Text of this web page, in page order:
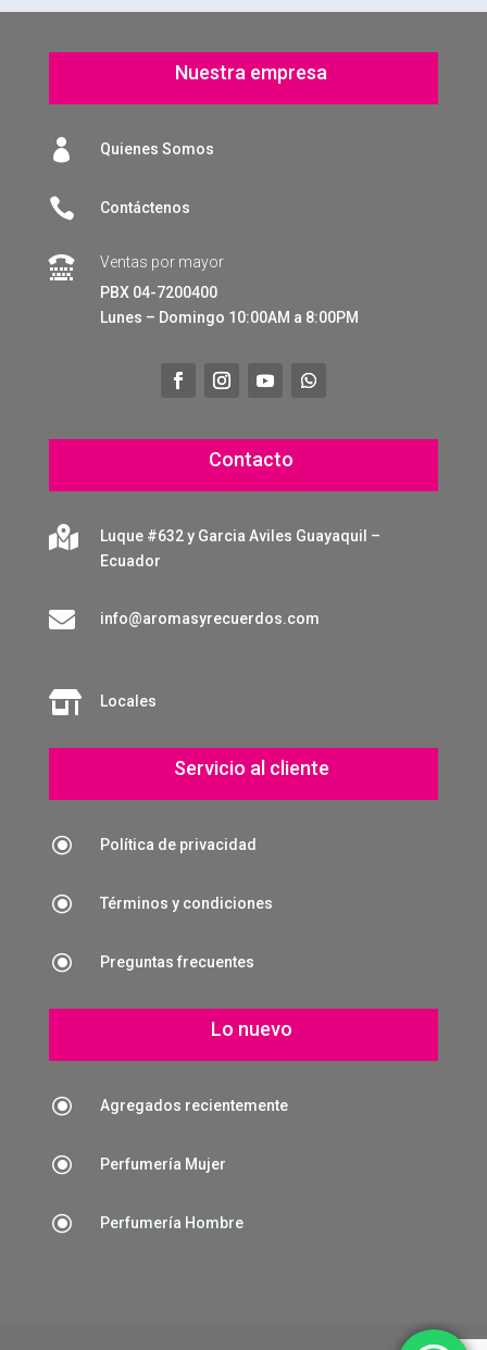
Nuestra empresa
 Quienes Somos
 Contáctenos

Ventas por mayor
PBX 04-7200400
Lunes – Domingo 10:00AM a 8:00PM
Contacto

Luque #632 y Garcia Aviles Guayaquil –
Ecuador
 info@aromasyrecuerdos.com
 Locales
Servicio al cliente
\ Política de privacidad
\ Términos y condiciones
\ Preguntas frecuentes
Lo nuevo
\ Agregados recientemente
\ Perfumería Mujer
\ Perfumería Hombre